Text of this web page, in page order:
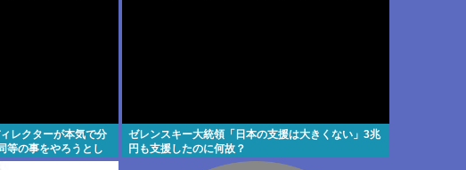
レクターが本気で分
等の事をやろうとし
ゼレンスキー大統領「日本の支援は大きくない」3兆
円も支援したのに何故？